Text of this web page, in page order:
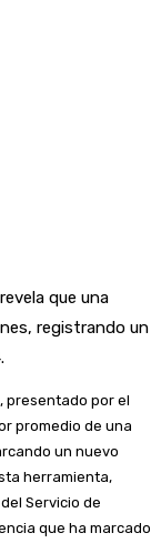
que una
registrando un
presentado por el
promedio de una
un nuevo
herramienta,
Servicio de
que ha marcado